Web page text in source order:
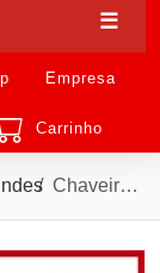
☰
Empresa
Carrinho
Chaveiro abridor Curvo com acabamento fosco X4267F